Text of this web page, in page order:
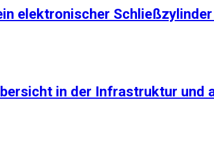
elektronischer
in der Infrastruktur und